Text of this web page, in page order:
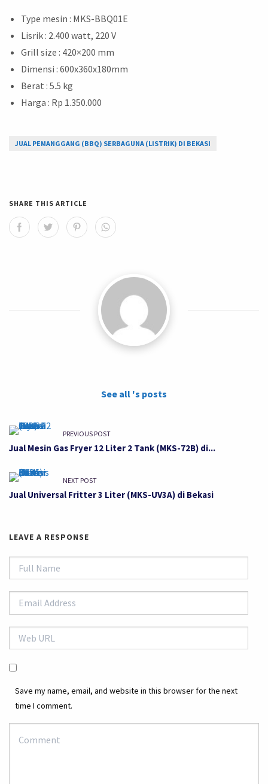
Type mesin : MKS-BBQ01E
Lisrik : 2.400 watt, 220 V
Grill size : 420×200 mm
Dimensi : 600x360x180mm
Berat : 5.5 kg
Harga : Rp 1.350.000
JUAL PEMANGGANG (BBQ) SERBAGUNA (LISTRIK) DI BEKASI
SHARE THIS ARTICLE
See all 's posts
PREVIOUS POST
Jual Mesin Gas Fryer 12 Liter 2 Tank (MKS-72B) di...
NEXT POST
Jual Universal Fritter 3 Liter (MKS-UV3A) di Bekasi
LEAVE A RESPONSE
Save my name, email, and website in this browser for the next
time I comment.